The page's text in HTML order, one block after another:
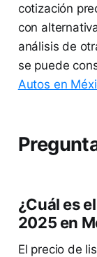
cotización
con
análisis de
se puede
Autos en
¿Cuál es
2025 en
El precio de